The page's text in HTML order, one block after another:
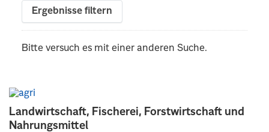
Landwirtschaft, Fischerei, Forstwirtschaft und
Nahrungsmittel
Ergebnisse filtern
Bitte versuch es mit einer anderen Suche.